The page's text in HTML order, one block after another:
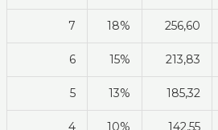
7 18% 256,60
6 15% 213,83
5 13% 185,32
4 10% 142,55